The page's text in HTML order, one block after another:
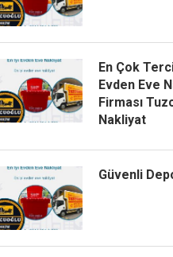
En Çok
Evden Eve
Firması
Nakliyat
Güvenli